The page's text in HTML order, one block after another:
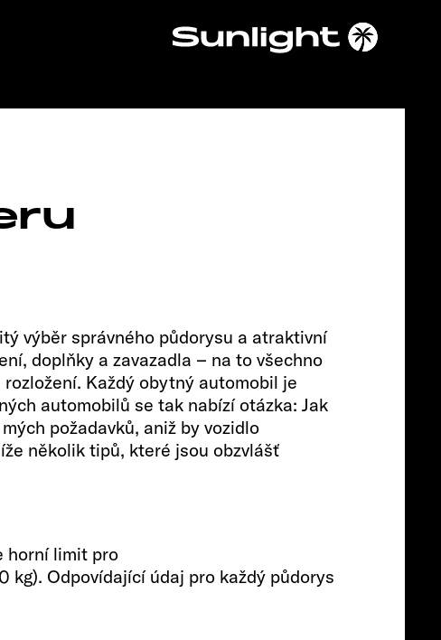
výběr správného půdorysu a atraktivní
doplňky a zavazadla – na to všechno
Každý obytný automobil je
automobilů se tak nabízí otázka: Jak
požadavků, aniž by vozidlo
několik tipů, které jsou obzvlášť
horní limit pro
Odpovídající údaj pro každý půdorys
PEUGEOT
Cestující